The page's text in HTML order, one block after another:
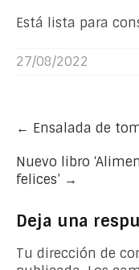
Está lista para
27/08/2022
navigation
← Ensalada de
Nuevo libro
felices’ →
Deja una
Tu dirección de